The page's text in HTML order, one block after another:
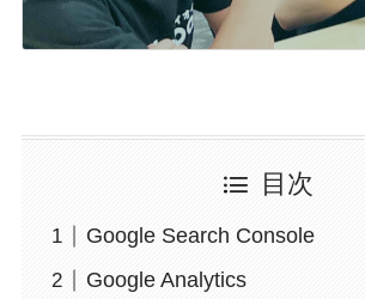
目次
Google Search Console
Google Analytics